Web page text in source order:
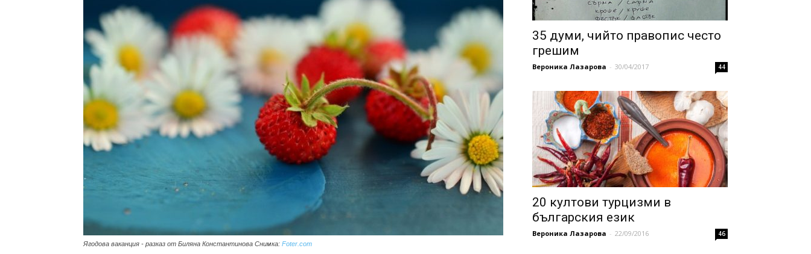
с
вкус
Ягодова ваканция - разказ от Биляна Константинова Снимка: Foter.com
35 думи, чийто правопис често
грешим
Вероника Лазарова - 30/04/2017 44
20 култови турцизми в
българския език
Вероника Лазарова - 22/09/2016 46